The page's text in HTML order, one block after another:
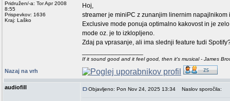
Pridružen/-a: Tor Apr 2008
8:55
Prispevkov: 1636
Kraj: Laško
Hoj,
streamer je miniPC z zunanjim linernim
Exclusive mode ponuja optimalno kakovost in je
mode oz. je to izklopljeno.
Zdaj pa vprasanje, ali ima slednji feature tudi
If it sound good and it feel good, then it's musical - James
Nazaj na vrh
audiofill Objavljeno: Pon Nov 24, 2025 13:34 Naslov sporočila: